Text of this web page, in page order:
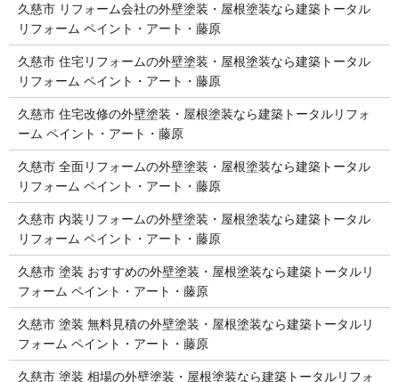
久慈市 リフォーム会社の外壁塗装・屋根塗装なら建築トータル
リフォーム ペイント・アート・藤原
久慈市 住宅リフォームの外壁塗装・屋根塗装なら建築トータル
リフォーム ペイント・アート・藤原
久慈市 住宅改修の外壁塗装・屋根塗装なら建築トータルリフォ
ーム ペイント・アート・藤原
久慈市 全面リフォームの外壁塗装・屋根塗装なら建築トータル
リフォーム ペイント・アート・藤原
久慈市 内装リフォームの外壁塗装・屋根塗装なら建築トータル
リフォーム ペイント・アート・藤原
久慈市 塗装 おすすめの外壁塗装・屋根塗装なら建築トータルリ
フォーム ペイント・アート・藤原
久慈市 塗装 無料見積の外壁塗装・屋根塗装なら建築トータルリ
フォーム ペイント・アート・藤原
久慈市 塗装 相場の外壁塗装・屋根塗装なら建築トータルリフォ